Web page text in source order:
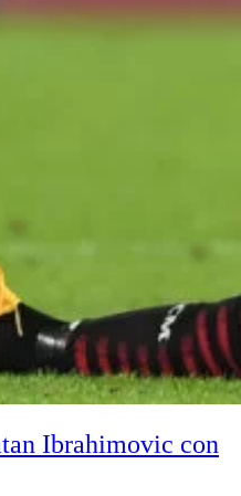
Ibrahimovic con